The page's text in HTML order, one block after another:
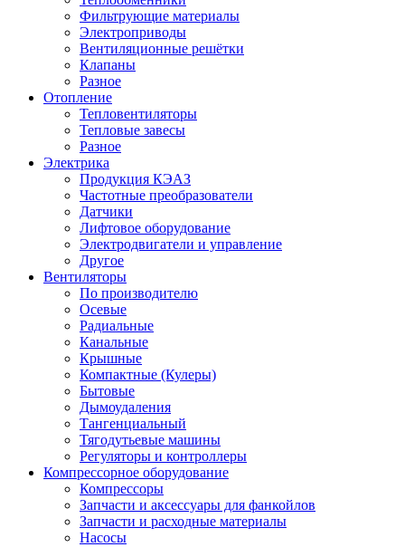
Фильтрующие материалы
Электроприводы
Вентиляционные решётки
Клапаны
Разное
Отопление
Тепловентиляторы
Тепловые завесы
Разное
Электрика
Продукция КЭАЗ
Частотные преобразователи
Датчики
Лифтовое оборудование
Электродвигатели и управление
Другое
Вентиляторы
По производителю
Осевые
Радиальные
Канальные
Крышные
Компактные (Кулеры)
Бытовые
Дымоудаления
Тангенциальный
Тягодутьевые машины
Регуляторы и контроллеры
Компрессорное оборудование
Компрессоры
Запчасти и аксессуары для фанкойлов
Запчасти и расходные материалы
Насосы